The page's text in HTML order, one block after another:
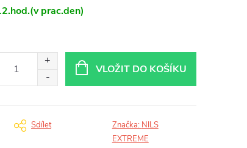
prac.den)
VLOŽIT DO KOŠÍKU
Sdílet Značka: NILS
EXTREME